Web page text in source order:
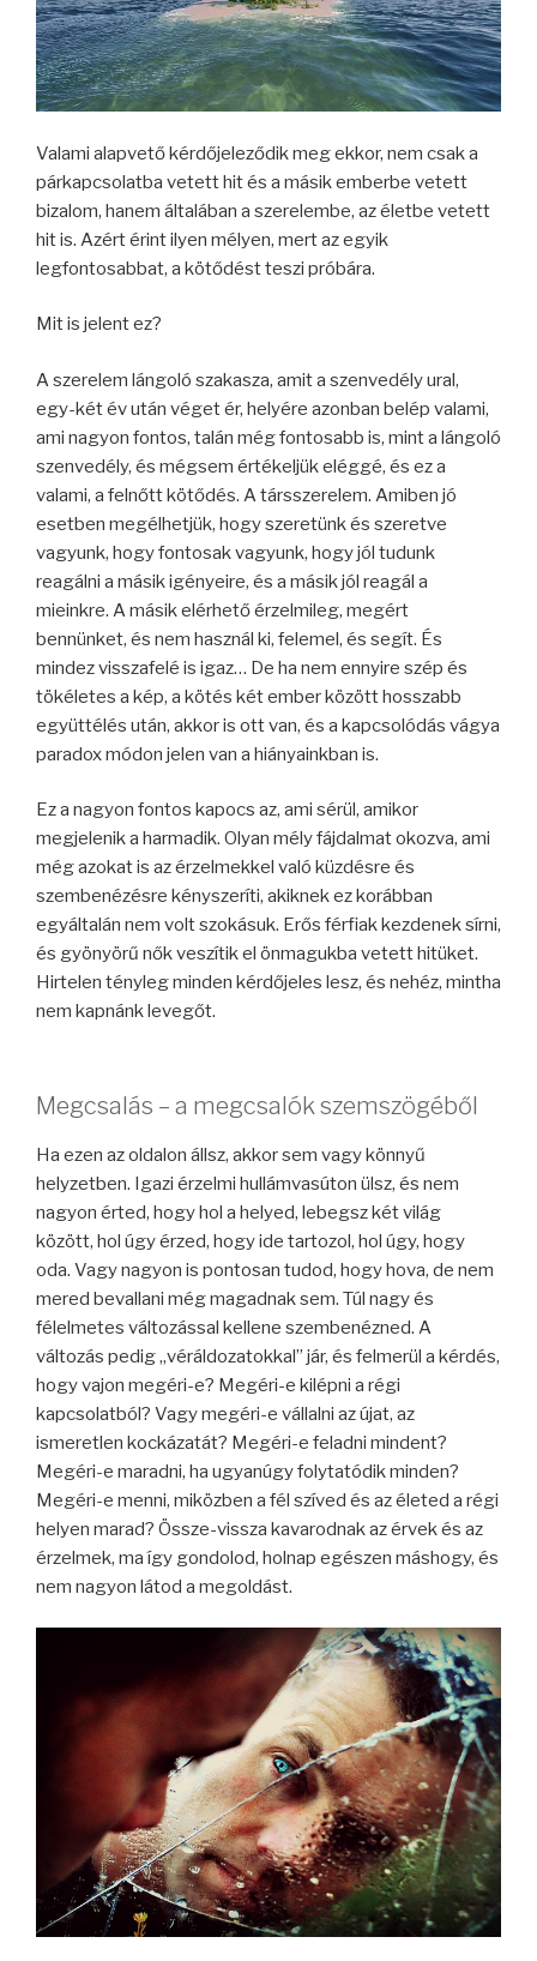
Valami alapvető kérdőjeleződik meg ekkor, nem csak a
párkapcsolatba vetett hit és a másik emberbe vetett
bizalom, hanem általában a szerelembe, az életbe vetett
hit is. Azért érint ilyen mélyen, mert az egyik
legfontosabbat, a kötődést teszi próbára.
Mit is jelent ez?
A szerelem lángoló szakasza, amit a szenvedély ural,
egy-két év után véget ér, helyére azonban belép valami,
ami nagyon fontos, talán még fontosabb is, mint a lángoló
szenvedély, és mégsem értékeljük eléggé, és ez a
valami, a felnőtt kötődés. A társszerelem. Amiben jó
esetben megélhetjük, hogy szeretünk és szeretve
vagyunk, hogy fontosak vagyunk, hogy jól tudunk
reagálni a másik igényeire, és a másik jól reagál a
mieinkre. A másik elérhető érzelmileg, megért
bennünket, és nem használ ki, felemel, és segít. És
mindez visszafelé is igaz… De ha nem ennyire szép és
tökéletes a kép, a kötés két ember között hosszabb
együttélés után, akkor is ott van, és a kapcsolódás vágya
paradox módon jelen van a hiányainkban is.
Ez a nagyon fontos kapocs az, ami sérül, amikor
megjelenik a harmadik. Olyan mély fájdalmat okozva, ami
még azokat is az érzelmekkel való küzdésre és
szembenézésre kényszeríti, akiknek ez korábban
egyáltalán nem volt szokásuk. Erős férfiak kezdenek sírni,
és gyönyörű nők veszítik el önmagukba vetett hitüket.
Hirtelen tényleg minden kérdőjeles lesz, és nehéz, mintha
nem kapnánk levegőt.
Megcsalás – a megcsalók szemszögéből
Ha ezen az oldalon állsz, akkor sem vagy könnyű
helyzetben. Igazi érzelmi hullámvasúton ülsz, és nem
nagyon érted, hogy hol a helyed, lebegsz két világ
között, hol úgy érzed, hogy ide tartozol, hol úgy, hogy
oda. Vagy nagyon is pontosan tudod, hogy hova, de nem
mered bevallani még magadnak sem. Túl nagy és
félelmetes változással kellene szembenézned. A
változás pedig „véráldozatokkal” jár, és felmerül a kérdés,
hogy vajon megéri-e? Megéri-e kilépni a régi
kapcsolatból? Vagy megéri-e vállalni az újat, az
ismeretlen kockázatát? Megéri-e feladni mindent?
Megéri-e maradni, ha ugyanúgy folytatódik minden?
Megéri-e menni, miközben a fél szíved és az életed a régi
helyen marad? Össze-vissza kavarodnak az érvek és az
érzelmek, ma így gondolod, holnap egészen máshogy, és
nem nagyon látod a megoldást.